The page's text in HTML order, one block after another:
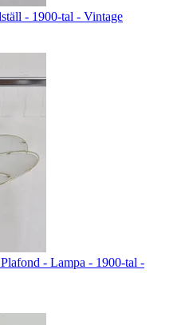
- 1900-tal - Vintage
- Lampa - 1900-tal -